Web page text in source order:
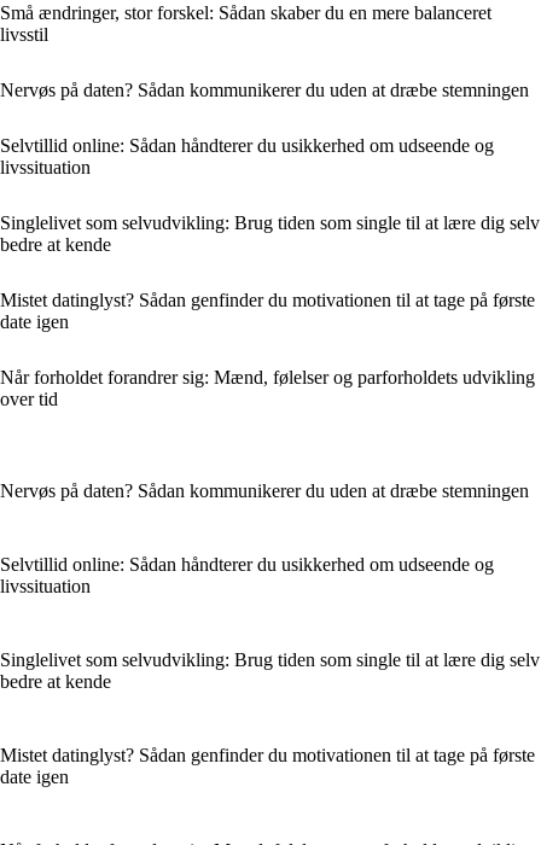
Små ændringer, stor forskel: Sådan skaber du en mere balanceret
livsstil
Nervøs på daten? Sådan kommunikerer du uden at dræbe stemningen
Selvtillid online: Sådan håndterer du usikkerhed om udseende og
livssituation
Singlelivet som selvudvikling: Brug tiden som single til at lære dig selv
bedre at kende
Mistet datinglyst? Sådan genfinder du motivationen til at tage på første
date igen
Når forholdet forandrer sig: Mænd, følelser og parforholdets udvikling
over tid
Nervøs på daten? Sådan kommunikerer du uden at dræbe stemningen
Selvtillid online: Sådan håndterer du usikkerhed om udseende og
livssituation
Singlelivet som selvudvikling: Brug tiden som single til at lære dig selv
bedre at kende
Mistet datinglyst? Sådan genfinder du motivationen til at tage på første
date igen